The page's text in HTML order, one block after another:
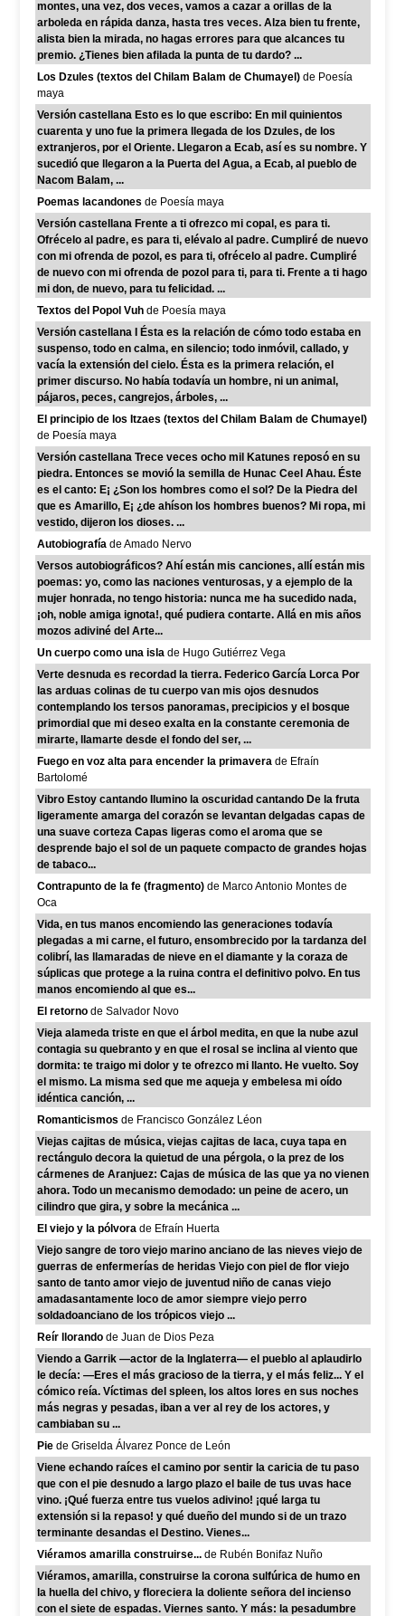
montes, una vez, dos veces, vamos a cazar a orillas de la
arboleda en rápida danza, hasta tres veces. Alza bien tu frente,
alista bien la mirada, no hagas errores para que alcances tu
premio. ¿Tienes bien afilada la punta de tu dardo? ...
Los Dzules (textos del Chilam Balam de Chumayel) de Poesía
maya
Versión castellana Esto es lo que escribo: En mil quinientos
cuarenta y uno fue la primera llegada de los Dzules, de los
extranjeros, por el Oriente. Llegaron a Ecab, así es su nombre. Y
sucedió que llegaron a la Puerta del Agua, a Ecab, al pueblo de
Nacom Balam, ...
Poemas lacandones de Poesía maya
Versión castellana Frente a ti ofrezco mi copal, es para ti.
Ofrécelo al padre, es para ti, elévalo al padre. Cumpliré de nuevo
con mi ofrenda de pozol, es para ti, ofrécelo al padre. Cumpliré
de nuevo con mi ofrenda de pozol para ti, para ti. Frente a ti hago
mi don, de nuevo, para tu felicidad. ...
Textos del Popol Vuh de Poesía maya
Versión castellana I Ésta es la relación de cómo todo estaba en
suspenso, todo en calma, en silencio; todo inmóvil, callado, y
vacía la extensión del cielo. Ésta es la primera relación, el
primer discurso. No había todavía un hombre, ni un animal,
pájaros, peces, cangrejos, árboles, ...
El principio de los Itzaes (textos del Chilam Balam de Chumayel)
de Poesía maya
Versión castellana Trece veces ocho mil Katunes reposó en su
piedra. Entonces se movió la semilla de Hunac Ceel Ahau. Éste
es el canto: E¡ ¿Son los hombres como el sol? De la Piedra del
que es Amarillo, E¡ ¿de ahíson los hombres buenos? Mi ropa, mi
vestido, dijeron los dioses. ...
Autobiografía de Amado Nervo
Versos autobiográficos? Ahí están mis canciones, allí están mis
poemas: yo, como las naciones venturosas, y a ejemplo de la
mujer honrada, no tengo historia: nunca me ha sucedido nada,
¡oh, noble amiga ignota!, qué pudiera contarte. Allá en mis años
mozos adiviné del Arte...
Un cuerpo como una isla de Hugo Gutiérrez Vega
Verte desnuda es recordad la tierra. Federico García Lorca Por
las arduas colinas de tu cuerpo van mis ojos desnudos
contemplando los tersos panoramas, precipicios y el bosque
primordial que mi deseo exalta en la constante ceremonia de
mirarte, llamarte desde el fondo del ser, ...
Fuego en voz alta para encender la primavera de Efraín
Bartolomé
Vibro Estoy cantando Ilumino la oscuridad cantando De la fruta
ligeramente amarga del corazón se levantan delgadas capas de
una suave corteza Capas ligeras como el aroma que se
desprende bajo el sol de un paquete compacto de grandes hojas
de tabaco...
Contrapunto de la fe (fragmento) de Marco Antonio Montes de
Oca
Vida, en tus manos encomiendo las generaciones todavía
plegadas a mi carne, el futuro, ensombrecido por la tardanza del
colibrí, las llamaradas de nieve en el diamante y la coraza de
súplicas que protege a la ruina contra el definitivo polvo. En tus
manos encomiendo al que es...
El retorno de Salvador Novo
Vieja alameda triste en que el árbol medita, en que la nube azul
contagia su quebranto y en que el rosal se inclina al viento que
dormita: te traigo mi dolor y te ofrezco mi llanto. He vuelto. Soy
el mismo. La misma sed que me aqueja y embelesa mi oído
idéntica canción, ...
Romanticismos de Francisco González Léon
Viejas cajitas de música, viejas cajitas de laca, cuya tapa en
rectángulo decora la quietud de una pérgola, o la prez de los
cármenes de Aranjuez: Cajas de música de las que ya no vienen
ahora. Todo un mecanismo demodado: un peine de acero, un
cilindro que gira, y sobre la mecánica ...
El viejo y la pólvora de Efraín Huerta
Viejo sangre de toro viejo marino anciano de las nieves viejo de
guerras de enfermerías de heridas Viejo con piel de flor viejo
santo de tanto amor viejo de juventud niño de canas viejo
amadasantamente loco de amor siempre viejo perro
soldadoanciano de los trópicos viejo ...
Reír llorando de Juan de Dios Peza
Viendo a Garrik —actor de la Inglaterra— el pueblo al aplaudirlo
le decía: —Eres el más gracioso de la tierra, y el más feliz... Y el
cómico reía. Víctimas del spleen, los altos lores en sus noches
más negras y pesadas, iban a ver al rey de los actores, y
cambiaban su ...
Pie de Griselda Álvarez Ponce de León
Viene echando raíces el camino por sentir la caricia de tu paso
que con el pie desnudo a largo plazo el baile de tus uvas hace
vino. ¡Qué fuerza entre tus vuelos adivino! ¡qué larga tu
extensión si la repaso! y qué dueño del mundo si de un trazo
terminante desandas el Destino. Vienes...
Viéramos amarilla construirse... de Rubén Bonifaz Nuño
Viéramos, amarilla, construirse la corona sulfúrica de humo en
la huella del chivo, y floreciera la doliente señora del incienso
con el siete de espadas. Viernes santo. Y más: la pesadumbre